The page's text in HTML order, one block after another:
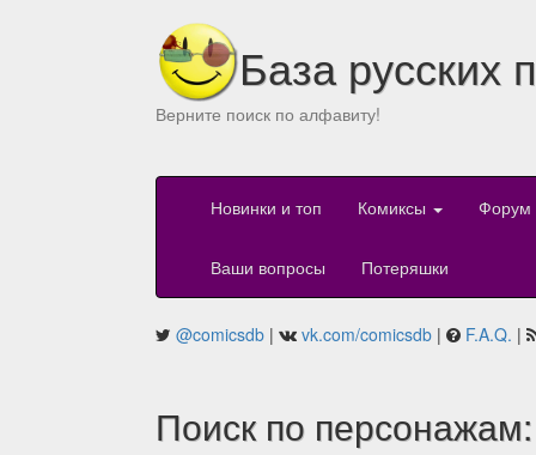
База русских
Верните поиск по алфавиту!
Новинки и топ Комиксы Форум
Ваши вопросы Потеряшки
@comicsdb | vk.com/comicsdb | F.A.Q. |
Поиск по